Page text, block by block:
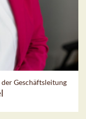
Geschäftsleitung